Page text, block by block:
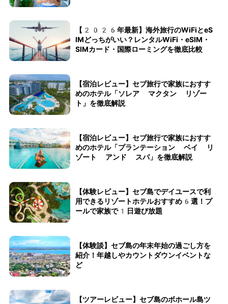
【2026年最新】海外旅行のWiFiとeS
IMどっちがいい？レンタルWiFi・eSIM・
SIMカード・国際ローミングを徹底比較
【宿泊レビュー】セブ旅行で家族におすす
めのホテル「ソレア マクタン リゾー
ト」を徹底解説
【宿泊レビュー】セブ旅行で家族におすす
めのホテル「プランテーション ベイ リ
ゾート アンド スパ」を徹底解説
【体験レビュー】セブ島でデイユースで利
用できるリゾートホテルおすすめ6選！プ
ールで家族で1日遊び放題
【体験談】セブ島の年末年始の過ごし方を
紹介！年越しやカウントダウンイベントな
ど
【ツアーレビュー】セブ島のボホール島ツ